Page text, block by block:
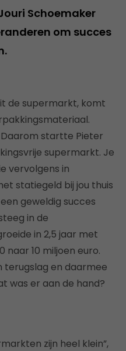
Schoemaker
om succes
de supermarkt, komt
startte Pieter
supermarkt. Je
vervolgens in
statiegeld bij jou thuis
geweldig succes
in de
in 2,5 jaar met
10 miljoen euro.
terugslag en daarmee
was er aan de hand?
zijn heel klein”,